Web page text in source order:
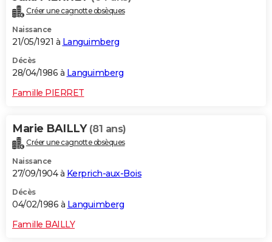
Créer une cagnotte obsèques
Naissance
21/05/1921 à Languimberg
Décès
28/04/1986 à Languimberg
Famille PIERRET
Marie BAILLY (81 ans)
Créer une cagnotte obsèques
Naissance
27/09/1904 à Kerprich-aux-Bois
Décès
04/02/1986 à Languimberg
Famille BAILLY